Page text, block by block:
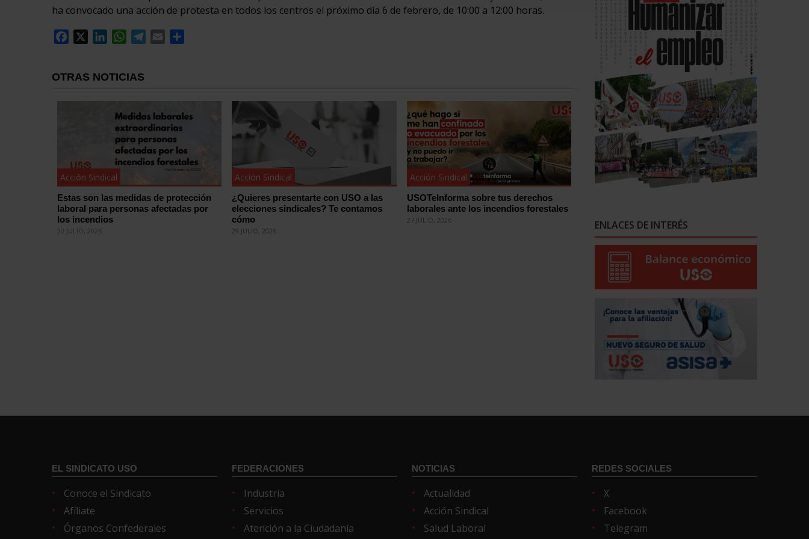
ha convocado una acción de protesta en todos los centros el próximo día 6 de febrero, de 10:00 a 12:00 horas.
Facebook
LinkedInWhatsApp
Telegram
Email
OTRAS NOTICIAS
Acción Sindical
Estas son las medidas de protección
laboral para personas afectadas por
los incendios
30 JULIO, 2026
Acción Sindical
¿Quieres presentarte con USO a las
elecciones sindicales? Te contamos
cómo
29 JULIO, 2026
Acción Sindical
USOTeInforma sobre tus derechos
laborales ante los incendios forestales
27 JULIO, 2026 ENLACES DE INTERÉS
EL SINDICATO USO
Conoce el Sindicato
Afíliate
Órganos Confederales
FEDERACIONES
Industria
Servicios
Atención a la Ciudadanía
NOTICIAS
Actualidad
Acción Sindical
Salud Laboral
REDES SOCIALES
X
Facebook
Telegram